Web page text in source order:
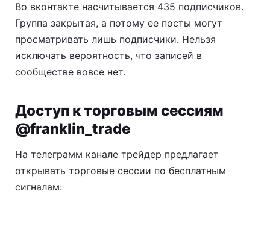
Во вконтакте насчитывается 435 подписчиков.
Группа закрытая, а потому ее посты могут
просматривать лишь подписчики. Нельзя
исключать вероятность, что записей в
сообществе вовсе нет.
Доступ к торговым сессиям
@franklin_trade
На телеграмм канале трейдер предлагает
открывать торговые сессии по бесплатным
сигналам: